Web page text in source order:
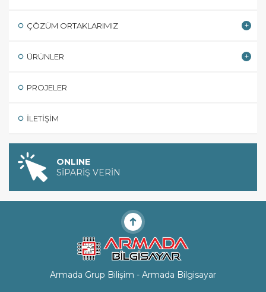
ÇÖZÜM ORTAKLARIMIZ
ÜRÜNLER
PROJELER
İLETIŞIM
ONLINE
SİPARİŞ VERİN
Armada Grup Bilişim - Armada Bilgisayar